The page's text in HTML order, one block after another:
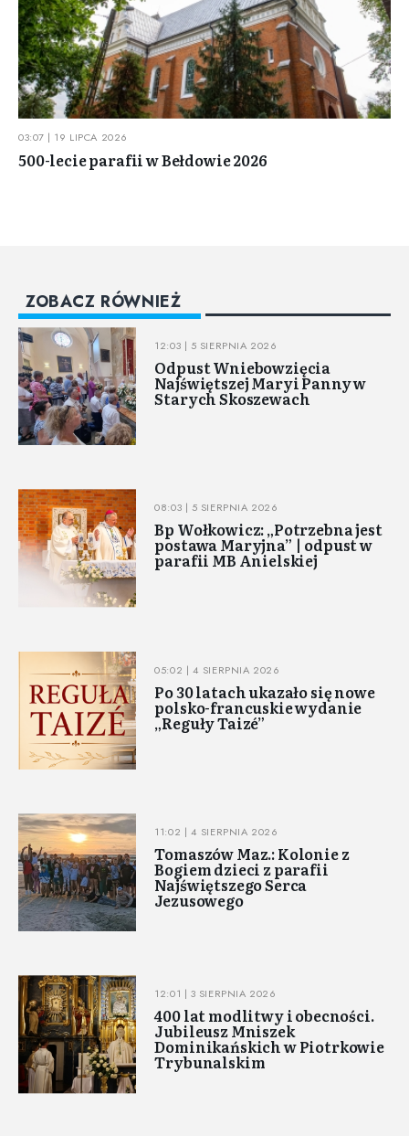
03:07 | 19 LIPCA 2026
500-lecie parafii w Bełdowie 2026
ZOBACZ RÓWNIEŻ
12:03 | 5 SIERPNIA 2026
Odpust Wniebowzięcia
Najświętszej Maryi Panny w
Starych Skoszewach
08:03 | 5 SIERPNIA 2026
Bp Wołkowicz: „Potrzebna jest
postawa Maryjna” | odpust w
parafii MB Anielskiej
05:02 | 4 SIERPNIA 2026
Po 30 latach ukazało się nowe
polsko-francuskie wydanie
„Reguły Taizé”
11:02 | 4 SIERPNIA 2026
Tomaszów Maz.: Kolonie z
Bogiem dzieci z parafii
Najświętszego Serca
Jezusowego
12:01 | 3 SIERPNIA 2026
400 lat modlitwy i obecności.
Jubileusz Mniszek
Dominikańskich w Piotrkowie
Trybunalskim